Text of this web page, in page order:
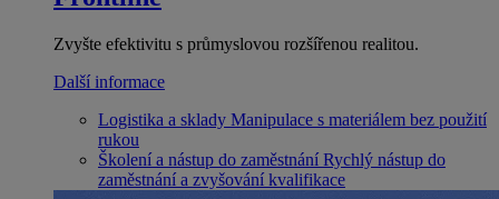
Zvyšte efektivitu s průmyslovou rozšířenou realitou.
Další informace
Logistika a sklady Manipulace s materiálem bez použití
rukou
Školení a nástup do zaměstnání Rychlý nástup do
zaměstnání a zvyšování kvalifikace